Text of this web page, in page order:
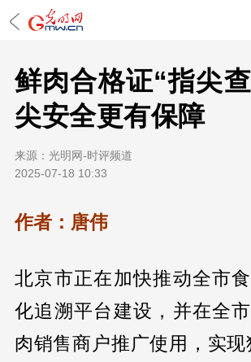
鲜肉合格证“指尖
尖安全更有保障
来源： 光明网-时评频道
2025-07-18 10:33
作者：唐伟
北京市正在加快推动全市
化追溯平台建设，并在全
肉销售商户推广使用，实现